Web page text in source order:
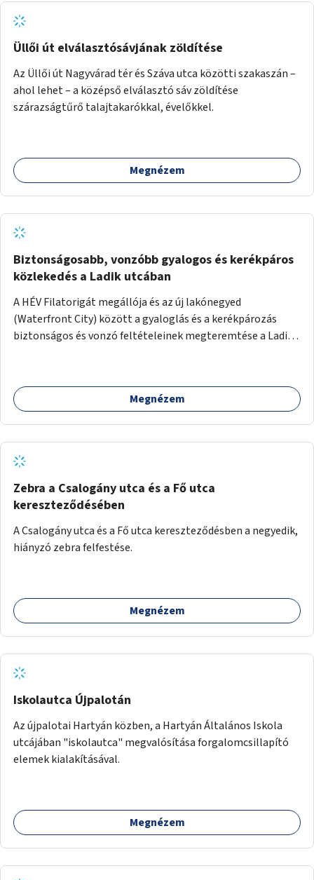
Üllői út elválasztósávjának zöldítése
Az Üllői út Nagyvárad tér és Száva utca közötti szakaszán –
ahol lehet – a középső elválasztó sáv zöldítése
szárazságtűrő talajtakarókkal, évelőkkel.
Megnézem
Biztonságosabb, vonzóbb gyalogos és kerékpáros
közlekedés a Ladik utcában
A HÉV Filatorigát megállója és az új lakónegyed
(Waterfront City) között a gyaloglás és a kerékpározás
biztonságos és vonzó feltételeinek megteremtése a Ladik
Megnézem
Zebra a Csalogány utca és a Fő utca
kereszteződésében
A Csalogány utca és a Fő utca kereszteződésben a negyedik,
hiányzó zebra felfestése.
Megnézem
Iskolautca Újpalotán
Az újpalotai Hartyán közben, a Hartyán Általános Iskola
utcájában "iskolautca" megvalósítása forgalomcsillapító
elemek kialakításával.
Megnézem